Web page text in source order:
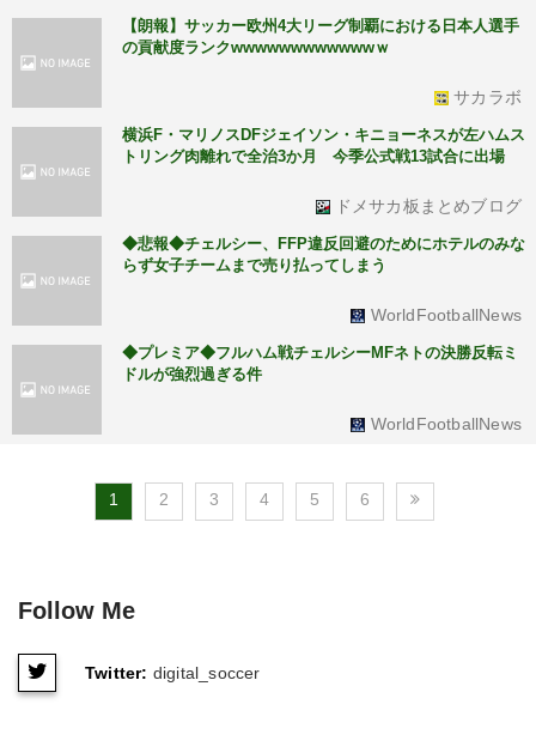
【朗報】サッカー欧州4大リーグ制覇における日本人選手
の貢献度ランクwwwwwwwwwwwwｗ
サカラボ
横浜F・マリノスDFジェイソン・キニョーネスが左ハムス
トリング肉離れで全治3か月 今季公式戦13試合に出場
ドメサカ板まとめブログ
◆悲報◆チェルシー、FFP違反回避のためにホテルのみな
らず女子チームまで売り払ってしまう
WorldFootballNews
◆プレミア◆フルハム戦チェルシーMFネトの決勝反転ミ
ドルが強烈過ぎる件
WorldFootballNews
1 2 3 4 5 6
Follow Me
Twitter: digital_soccer